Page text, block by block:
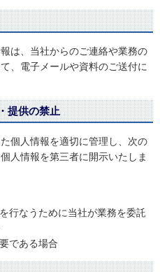
は、当社からのご連絡や業務の
、電子メールや資料のご送付に
提供の禁止
個人情報を適切に管理し、次の
人情報を第三者に開示いたしま
行なうために当社が業務を委託
である場合